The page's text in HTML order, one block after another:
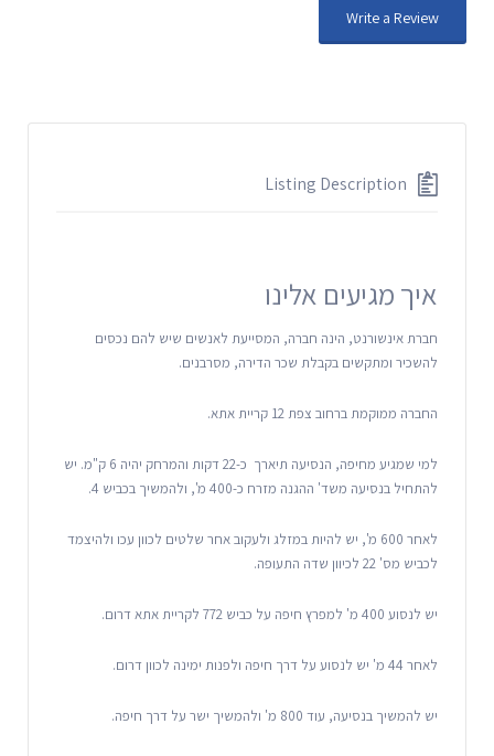
Write a Review
Listing Description
איך מגיעים אלינו
חברת אינשורנט, הינה חברה, המסייעת לאנשים שיש להם נכסים
להשכיר ומתקשים בקבלת שכר הדירה, מסרבנים.
החברה ממוקמת ברחוב צפת 12 קריית אתא.
למי שמגיע מחיפה, הנסיעה תיארך כ-22 דקות והמרחק יהיה 6 ק"מ. יש
להתחיל בנסיעה משד' ההגנה מזרח כ-400 מ', ולהמשיך בכביש 4.
לאחר 600 מ', יש להיות במזלג ולעקוב אחר שלטים לכוון עכו ולהיצמד
לכביש מס' 22 לכיוון שדה התעופה.
יש לנסוע 400 מ' למפרץ חיפה על כביש 772 לקריית אתא דרום.
לאחר 44 מ' יש לנסוע על דרך חיפה ולפנות ימינה לכוון דרום.
יש להמשיך בנסיעה, עוד 800 מ' ולהמשיך ישר על דרך חיפה.